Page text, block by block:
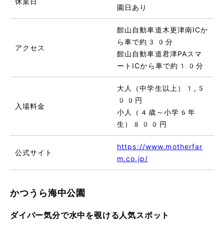
園日あり
アクセス
館山自動車道木更津南ICか
ら車で約30分
館山自動車道君津PAスマ
ートICから車で約10分
入場料金
大人（中学生以上）1,5
00円
小人（4歳～小学6年
生）800円
公式サイト
https://www.motherfar
m.co.jp/
かつうら海中公園
ダイバー気分で水中を覗ける人気スポット